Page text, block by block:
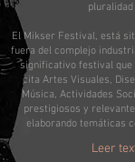
El Mikser Festival, está
fuera del complejo
significativo festival que
cita Artes Visuales,
Música, Actividades
prestigiosos y
elaborando temáticas
Leer